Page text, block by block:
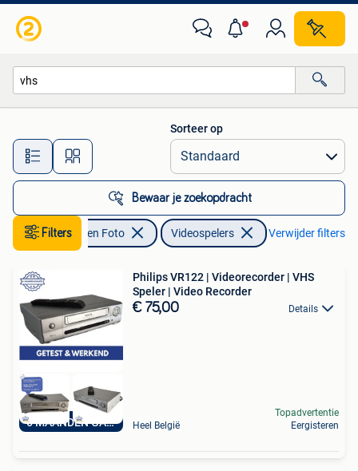
Alle afstanden…
Sorteer op
Bewaar je zoekopdracht
Filters
Audio, Tv en Foto Videospelers Verwijder filters
6 MAANDEN GARANTIE
Philips VR122 | Videorecorder | VHS
Speler | Video Recorder
€ 75,00 Details
Heel België
Topadvertentie
Eergisteren